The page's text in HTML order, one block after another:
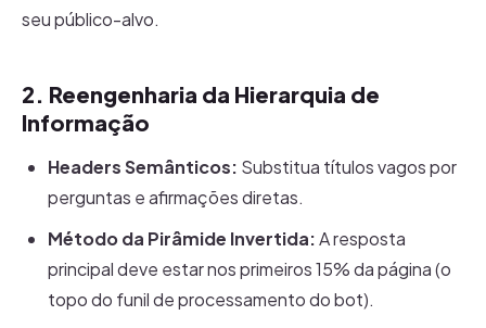
seu público-alvo.
2. Reengenharia da Hierarquia de
Informação
Headers Semânticos: Substitua títulos vagos por
perguntas e afirmações diretas.
Método da Pirâmide Invertida:A resposta
principal deve estar nos primeiros 15% da página (o
topo do funil de processamento do bot).